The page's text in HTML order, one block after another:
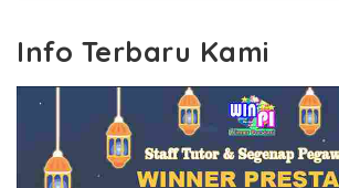
Info Terbaru Kami